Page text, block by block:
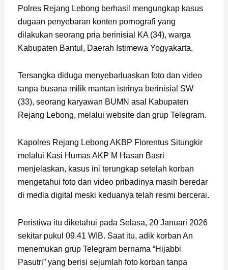
Polres Rejang Lebong berhasil mengungkap kasus
dugaan penyebaran konten pornografi yang
dilakukan seorang pria berinisial KA (34), warga
Kabupaten Bantul, Daerah Istimewa Yogyakarta.
Tersangka diduga menyebarluaskan foto dan video
tanpa busana milik mantan istrinya berinisial SW
(33), seorang karyawan BUMN asal Kabupaten
Rejang Lebong, melalui website dan grup Telegram.
Kapolres Rejang Lebong AKBP Florentus Situngkir
melalui Kasi Humas AKP M Hasan Basri
menjelaskan, kasus ini terungkap setelah korban
mengetahui foto dan video pribadinya masih beredar
di media digital meski keduanya telah resmi bercerai.
Peristiwa itu diketahui pada Selasa, 20 Januari 2026
sekitar pukul 09.41 WIB. Saat itu, adik korban An
menemukan grup Telegram bernama “Hijabbi
Pasutri” yang berisi sejumlah foto korban tanpa